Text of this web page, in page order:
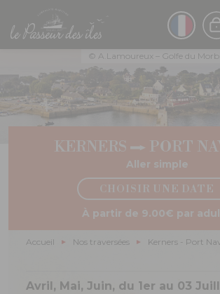
contenu
principal
© A.Lamoureux – Golfe du
KERNERS PORT
Aller simple
CHOISIR UNE DATE
À partir de 9.00€ par
Fil
Accueil Nos traversées Kerners - Port
Avril, Mai, Juin, du 1er au 03